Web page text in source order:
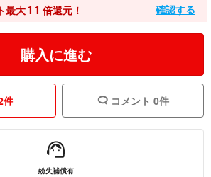
最大11 倍還元！ 確認する
購入に進む
件 コメント 0件
紛失補償有